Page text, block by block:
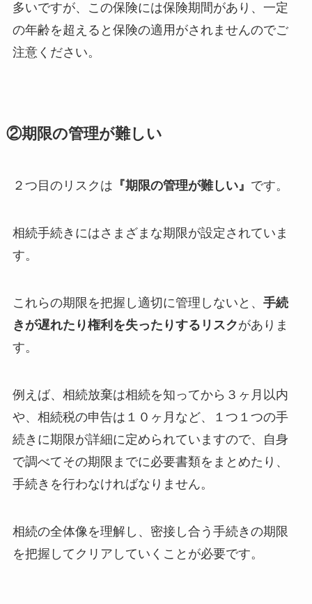
多いですが、この保険には保険期間があり、一定
の年齢を超えると保険の適用がされませんのでご
注意ください。
②期限の管理が難しい
２つ目のリスクは 『期限の管理が難しい』 です。
相続手続きにはさまざまな期限が設定されていま
す。
これらの期限を把握し適切に管理しないと、 手続
きが遅れたり権利を失ったりするリスクがありま
す。
例えば、相続放棄は相続を知ってから３ヶ月以内
や、相続税の申告は１０ヶ月など、１つ１つの手
続きに期限が詳細に定められていますので、自身
で調べてその期限までに必要書類をまとめたり、
手続きを行わなければなりません。
相続の全体像を理解し、密接し合う手続きの期限
を把握してクリアしていくことが必要です。